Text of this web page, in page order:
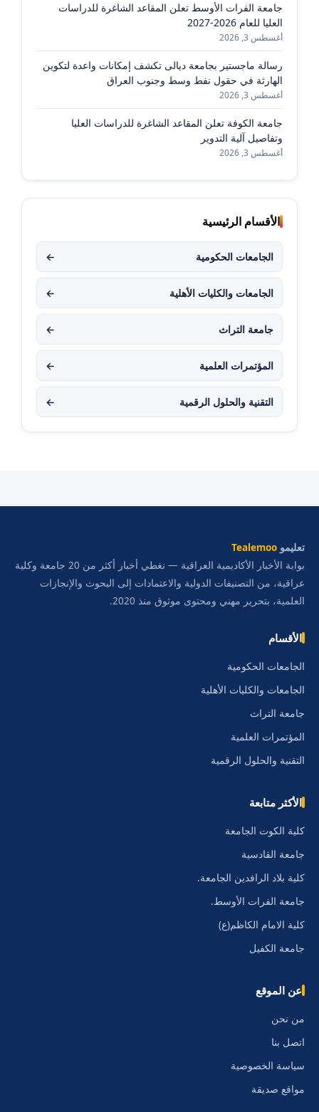
جامعة الفرات الأوسط تعلن المقاعد الشاغرة للدراسات
العليا للعام 2026-2027
أغسطس 3, 2026
رسالة ماجستير بجامعة ديالى تكشف إمكانات واعدة لتكوين
الهارثة في حقول نفط وسط وجنوب العراق
أغسطس 3, 2026
جامعة الكوفة تعلن المقاعد الشاغرة للدراسات العليا
وتفاصيل آلية التدوير
أغسطس 3, 2026
الأقسام الرئيسية
الجامعات الحكومية ←
الجامعات والكليات الأهلية ←
جامعة التراث ←
المؤتمرات العلمية ←
التقنية والحلول الرقمية ←
تعليمو Tealemoo
بوابة الأخبار الأكاديمية العراقية — نغطي أخبار أكثر من 20 جامعة وكلية
عراقية، من التصنيفات الدولية والاعتمادات إلى البحوث والإنجازات
العلمية، بتحرير مهني ومحتوى موثوق منذ 2020.
الأقسام
الجامعات الحكومية
الجامعات والكليات الأهلية
جامعة التراث
المؤتمرات العلمية
التقنية والحلول الرقمية
الأكثر متابعة
كلية الكوت الجامعة
جامعة القادسية
كلية بلاد الرافدين الجامعة.
جامعة الفرات الأوسط.
كلية الامام الكاظم(ع)
جامعة الكفيل
عن الموقع
من نحن
اتصل بنا
سياسة الخصوصية
مواقع صديقة